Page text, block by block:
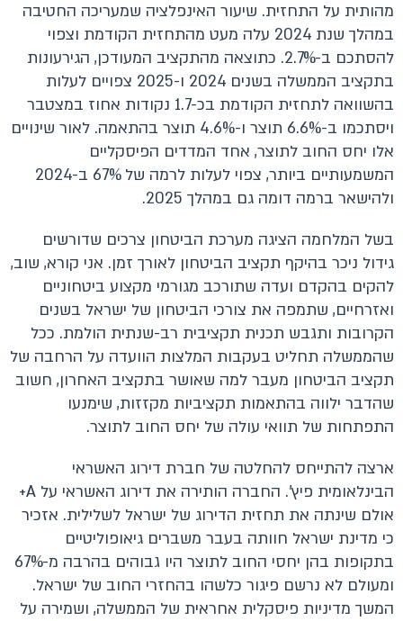
מהותית על התחזית. שיעור האינפלציה שמעריכה החטיבה
במהלך שנת 2024 עלה מעט מהתחזית הקודמת וצפוי
להסתכם ב-2.7%. כתוצאה מהתקציב המעודכן, הגירעונות
בתקציב הממשלה בשנים 2024 ו-2025 צפויים לעלות
בהשוואה לתחזית הקודמת בכ-1.7 נקודות אחוז במצטבר
ויסתכמו ב-6.6% תוצר ו-4.6% תוצר בהתאמה. לאור שינויים
אלו יחס החוב לתוצר, אחד המדדים הפיסקליים
המשמעותיים ביותר, צפוי לעלות לרמה של 67% ב-2024
ולהישאר ברמה דומה גם במהלך 2025.
בשל המלחמה הציגה מערכת הביטחון צרכים שדורשים
גידול ניכר בהיקף תקציב הביטחון לאורך זמן. אני קורא, שוב,
להקים בהקדם ועדה שתורכב מגורמי מקצוע ביטחוניים
ואזרחיים, שתמפה את צורכי הביטחון של ישראל בשנים
הקרובות ותגבש תכנית תקציבית רב-שנתית הולמת. ככל
שהממשלה תחליט בעקבות המלצות הוועדה על הרחבה של
תקציב הביטחון מעבר למה שאושר בתקציב האחרון, חשוב
שהדבר ילווה בהתאמות תקציביות מקזזות, שימנעו
התפתחות של תוואי עולה של יחס החוב לתוצר.
ארצה להתייחס להחלטה של חברת דירוג האשראי
הבינלאומית פיץ'. החברה הותירה את דירוג האשראי על A+
אולם שינתה את תחזית הדירוג של ישראל לשלילית. אזכיר
כי מדינת ישראל חוותה בעבר משברים גיאופוליטיים
בתקופות בהן יחסי החוב לתוצר היו גבוהים בהרבה מ-67%
ומעולם לא נרשם פיגור כלשהו בהחזרי החוב של ישראל.
המשך מדיניות פיסקלית אחראית של הממשלה, ושמירה על